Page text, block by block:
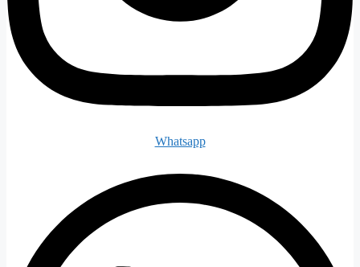
Whatsapp